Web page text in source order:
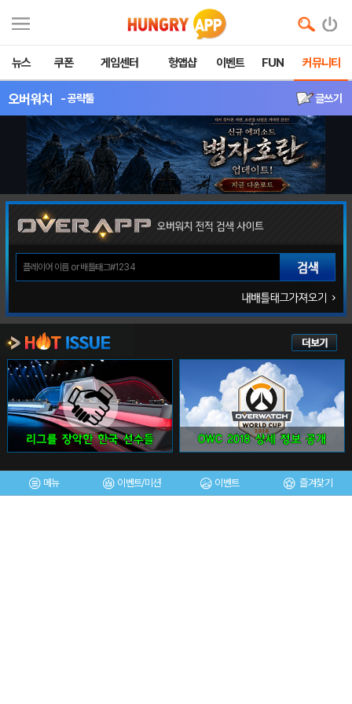
뉴스 쿠폰 게임센터 헝앱샵 이벤트 FUN 커뮤니티
오버워치 - 공략툴 글쓰기
메뉴 이벤트/미션 이벤트 즐겨찾기